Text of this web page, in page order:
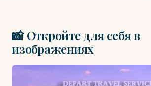
📸 Откройте для себя в
изображениях